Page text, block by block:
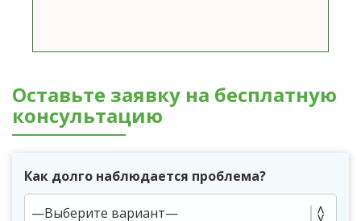
Оставьте заявку на бесплатную
консультацию
Как долго наблюдается проблема?